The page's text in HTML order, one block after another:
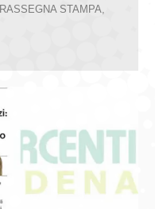
RASSEGNA STAMPA,